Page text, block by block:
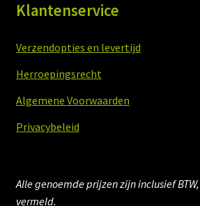
Klantenservice
Verzendopties en levertijd
Herroepingsrecht
Algemene Voorwaarden
Privacybeleid
Alle genoemde prijzen zijn inclusief
vermeld.